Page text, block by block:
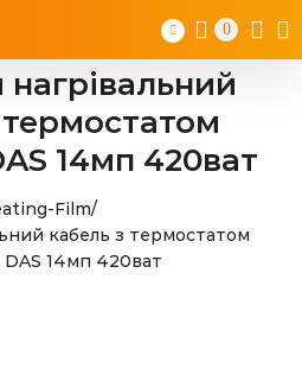
0
нагрівальний
14мп 420ват
Film/
кабель з термостатом
14мп 420ват